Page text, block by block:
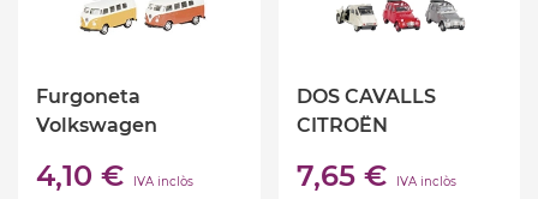
Furgoneta
Volkswagen
4,10 € IVA inclòs
DOS CAVALLS
CITROËN
7,65 € IVA inclòs